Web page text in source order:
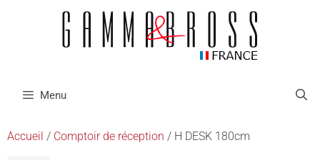
Menu
Accueil / Comptoir de réception / H DESK 180cm